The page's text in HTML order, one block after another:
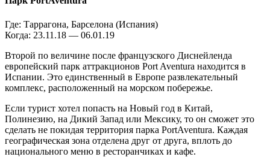
Где: Таррагона, Барселона (Испания)
Когда: 23.11.18 — 06.01.19
Второй по величине после французского Диснейленда
европейский парк аттракционов Port Aventura находится в
Испании. Это единственный в Европе развлекательный
комплекс, расположенный на морском побережье.
Если турист хотел попасть на Новый год в Китай,
Полинезию, на Дикий Запад или Мексику, то он сможет это
сделать не покидая территория парка PortAventura. Каждая
географическая зона отделена друг от друга, вплоть до
национального меню в ресторанчиках и кафе.